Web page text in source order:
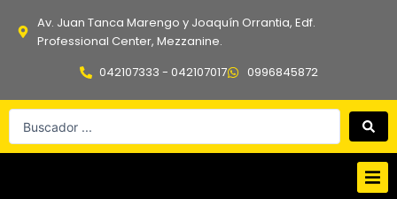
Av. Juan Tanca Marengo y Joaquín Orrantia, Edf.
Professional Center, Mezzanine.
042107333 - 042107017
0996845872
Search